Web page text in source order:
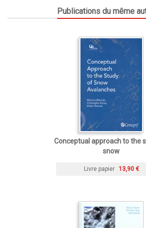
Publications du même
Conceptual approach to the
snow
Livre papier 13,90 €